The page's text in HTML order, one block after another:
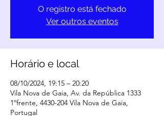
O registro está fechado
Ver outros eventos
Horário e local
08/10/2024, 19:15 – 20:20
Vila Nova de Gaia, Av. da República 1333
1ºfrente, 4430-204 Vila Nova de Gaia,
Portugal